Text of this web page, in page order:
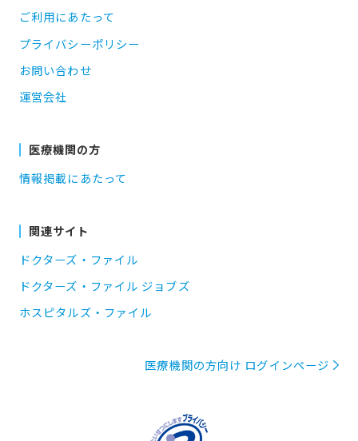
ご利用にあたって
プライバシーポリシー
お問い合わせ
運営会社
医療機関の方
情報掲載にあたって
関連サイト
ドクターズ・ファイル
ドクターズ・ファイル ジョブズ
ホスピタルズ・ファイル
医療機関の方向け ログインページ